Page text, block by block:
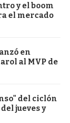
y el boom
el mercado
en
al MVP de
del ciclón
jueves y